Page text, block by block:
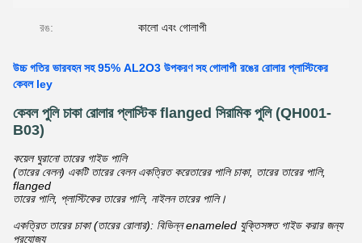
রঙ: কালো এবং গোলাপী
উচ্চ গতির ভারবহন সহ 95% AL2O3 উপকরণ সহ গোলাপী রঙের রোলার প্লাস্টিকের
কেবল ley
কেবল পুলি চাকা রোলার প্লাস্টিক flanged সিরামিক পুলি (QH001-
B03)
কয়েল ঘুরানো তারের গাইড পালি
(তারের বেলন) একটি তারের বেলন একত্রিত করেতারের পালি চাকা, তারের তারের পালি,
flanged
তারের পালি, প্লাস্টিকের তারের পালি, নাইলন তারের পালি।
একত্রিত তারের চাকা (তারের রোলার): বিভিন্ন enameled যুক্তিসঙ্গত গাইড করার জন্য
প্রযোজ্য